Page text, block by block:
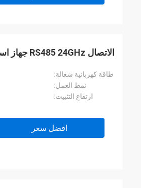
الاتصال RS485 24GHz جهاز استشعار وجود الإنسان مع وضع الكشف FMCW
طاقة كهربائية شغالة:
نمط العمل:
ارتفاع التثبيت:
افضل سعر